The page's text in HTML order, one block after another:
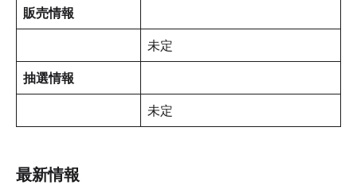
販売情報
未定
抽選情報
未定
最新情報